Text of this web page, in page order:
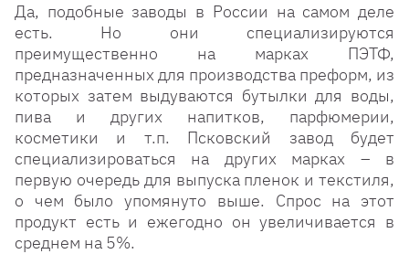
Да, подобные заводы в России на самом деле
есть. Но они специализируются
преимущественно на марках ПЭТФ,
предназначенных для производства преформ, из
которых затем выдуваются бутылки для воды,
пива и других напитков, парфюмерии,
косметики и т.п. Псковский завод будет
специализироваться на других марках – в
первую очередь для выпуска пленок и текстиля,
о чем было упомянуто выше. Спрос на этот
продукт есть и ежегодно он увеличивается в
среднем на 5%.